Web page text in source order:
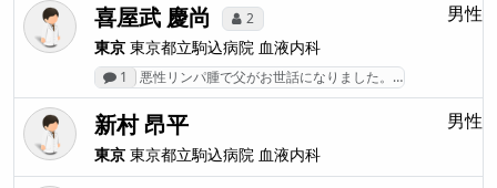
喜屋武 慶尚 2
東京 東京都立駒込病院 血液内科
1 悪性リンパ腫で父がお世話になりました。…
男性
新村 昂平
東京 東京都立駒込病院 血液内科
男性